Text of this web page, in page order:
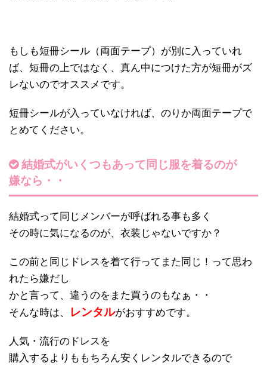
もしも短冊シール（両面テープ）が別に入っていれ
ば、短冊の上ではなく、真ん中につけた方が短冊がズ
レないのでオススメです。
短冊シールが入っていなければ、のりか両面テープで
とめてください。
結婚式がいくつもあって同じ服を着るのが
嫌なら・・
結婚式って同じメンバーが呼ばれる事も多く
その時に気になるのが、衣装じゃないですか？
この前と同じドレスを着て行ってまた同じ！って思わ
れたら嫌だし
かと言って、違うのをまた買うのもなぁ・・
そんな時は、
レンタルがおすすめです。
人気・流行のドレスを
購入するよりももちろん安くレンタルできるので